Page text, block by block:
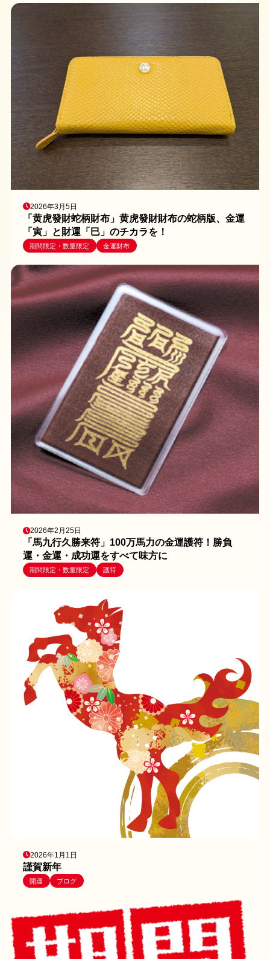
2026年3月5日
「黄虎發財蛇柄財布」黄虎發財財布の蛇柄版、金運
「寅」と財運「巳」のチカラを！
期間限定・数量限定 金運財布
2026年2月25日
「馬九行久勝来符」100万馬力の金運護符！勝負
運・金運・成功運をすべて味方に
期間限定・数量限定 護符
2026年1月1日
謹賀新年
開運 ブログ